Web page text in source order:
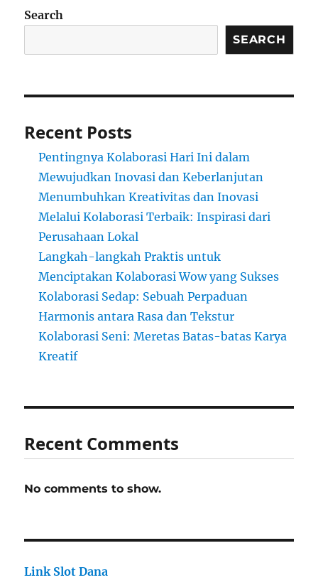
Search
SEARCH
Recent Posts
Pentingnya Kolaborasi Hari Ini dalam
Mewujudkan Inovasi dan Keberlanjutan
Menumbuhkan Kreativitas dan Inovasi
Melalui Kolaborasi Terbaik: Inspirasi dari
Perusahaan Lokal
Langkah-langkah Praktis untuk
Menciptakan Kolaborasi Wow yang Sukses
Kolaborasi Sedap: Sebuah Perpaduan
Harmonis antara Rasa dan Tekstur
Kolaborasi Seni: Meretas Batas-batas Karya
Kreatif
Recent Comments
No comments to show.
Link Slot Dana